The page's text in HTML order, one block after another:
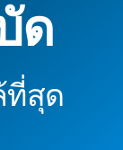
ด
ที่สุด